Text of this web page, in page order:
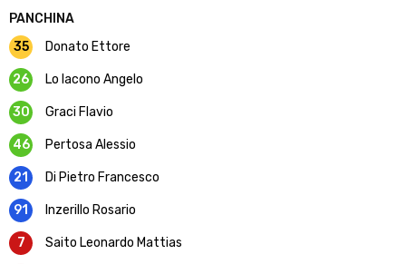
PANCHINA
35
Donato Ettore
26 Lo Iacono Angelo
30 Graci Flavio
46 Pertosa Alessio
21 Di Pietro Francesco
91 Inzerillo Rosario
7 Saito Leonardo Mattias